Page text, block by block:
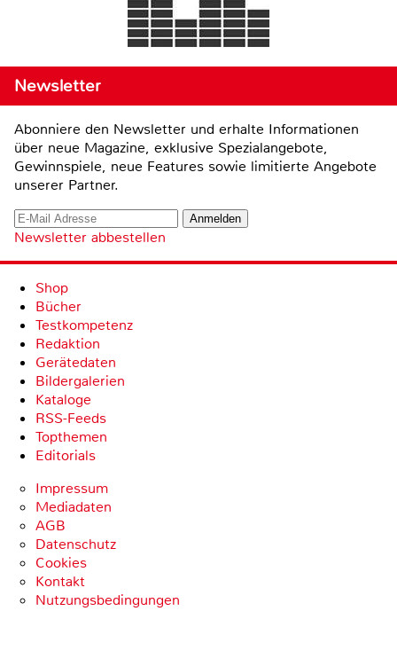
Newsletter
Abonniere den Newsletter und erhalte Informationen
über neue Magazine, exklusive Spezialangebote,
Gewinnspiele, neue Features sowie limitierte Angebote
unserer Partner.
Newsletter abbestellen
Shop
Bücher
Testkompetenz
Redaktion
Gerätedaten
Bildergalerien
Kataloge
RSS-Feeds
Topthemen
Editorials
Impressum
Mediadaten
AGB
Datenschutz
Cookies
Kontakt
Nutzungsbedingungen